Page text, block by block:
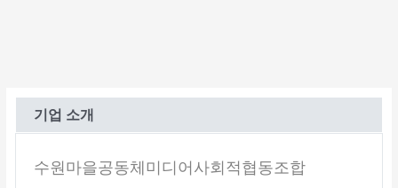
기업 소개
수원마을공동체미디어사회적협동조합